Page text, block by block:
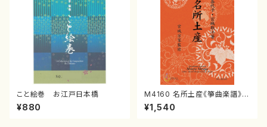
こと絵巻 お江戸日本橋
¥880
M4160 名所土産《箏曲楽譜》
（箏/宮城喜代子・宮城数江著・
宮城宗家監修/箏曲古典楽譜）
¥1,540